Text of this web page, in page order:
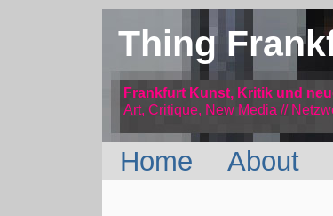
Thing
Frankfurt Kunst, Kritik und
Art, Critique, New Media //
Home About